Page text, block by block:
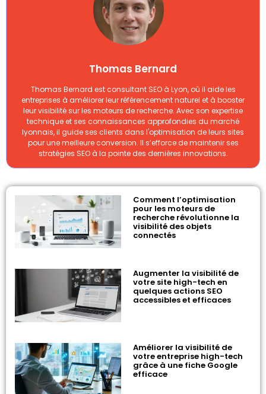
Thomas Bernard
Thomas Bernard est consultant SEO à Lyon, où il aide les
entreprises à améliorer leur référencement naturel et à booster
leur visibilité sur les moteurs de recherche. Avec son expertise
technique et ses connaissances approfondies du marché
lyonnais, il guide ses clients dans l'optimisation de leurs sites
pour une meilleure conversion. Il s’efforce de maintenir ses
stratégies SEO à la pointe des dernières innovations.
Comment l’optimisation
pour les moteurs de
recherche révolutionne la
visibilité des objets
connectés
Augmenter la visibilité de
votre site high-tech en
quelques actions SEO
accessibles et efficaces
Améliorer la visibilité de
votre entreprise high-tech
grâce à une fiche Google
efficace